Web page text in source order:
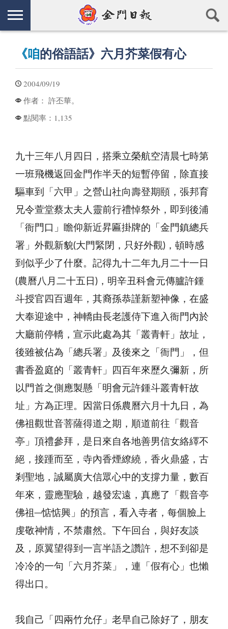
《咱的俗語話》六月芥菜假有心
2004/09/19
作者： 許丕華。
點閱率： 1,135
九十三年八月四日，搭乘立榮航空清晨七時第
一班飛機返回金門作半天的短暫停留，除直接
驅車到「六甲」之營山社向壽登期頤，張邦育
兄令萱堂蔡太夫人靈前行禮悼祭外，即到後浦
「衙門口」瞻仰新近昇匾掛牌的「金門鎮總兵
署」外觀新貌(大門緊閉，只好外觀)，頓時感
到似乎少了什麼。記得九十二年九月二十一日
(農曆八月二十五日)，明辛丑科會元傳臚許鍾
斗授官四百週年，其裔孫恭謹新塑神像，在盛
大奉迎途中，神轎由長老護侍下進入衙門內於
大廳前停轎，宣示此處為其「叢青軒」故址，
後雖被佔為「總兵署」及後來之「衙門」，但
書香盈庭的「叢青軒」四百年來歷久彌新，所
以門首之側應製懸「明會元許鍾斗叢青軒故
址」方為正理。因當日係農曆六月十九日，為
佛祖觀世音菩薩得道之期，順道前往「觀音
亭」頂禮參拜，是日來自各地善男信女絡繹不
絕，接踵而至，寺內香煙繚繞，香火鼎盛，古
剎聖地，誠屬廣大信眾心中的支撐力量，數百
年來，靈應聖驗，越發宏遠，真應了「觀音亭
佛祖─惦惦興」的預言，看入寺者，每個臉上
虔敬神情，不禁肅然。下午回台，與好友談
及，原翼望得到一言半語之讚許，想不到卻是
冷冷的一句「六月芥菜」，連「假有心」也懶
得出口。
我自己「四兩竹允仔」老早自己除好了，朋友